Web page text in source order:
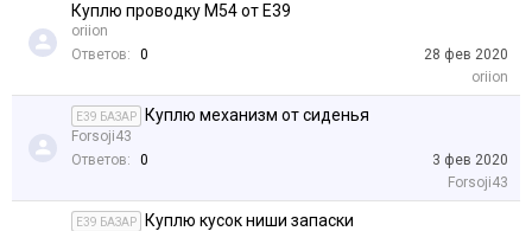
Куплю проводку М54 от Е39
oriion
Ответов:
0
28 фев 2020
oriion
E39 БАЗАР Куплю механизм от сиденья
Forsoji43
Ответов:
0
3 фев 2020
Forsoji43
E39 БАЗАР Куплю кусок ниши запаски